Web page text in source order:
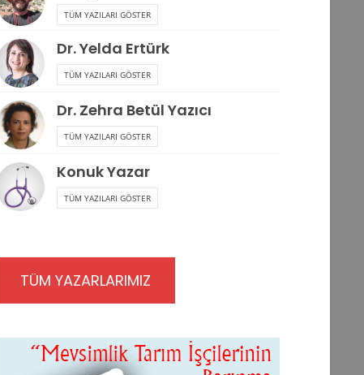
TÜM YAZILARI GÖSTER
Dr. Yelda Ertürk
TÜM YAZILARI GÖSTER
Dr. Zehra Betül Yazıcı
TÜM YAZILARI GÖSTER
Konuk Yazar
TÜM YAZILARI GÖSTER
TÜM YAZARLARIMIZ